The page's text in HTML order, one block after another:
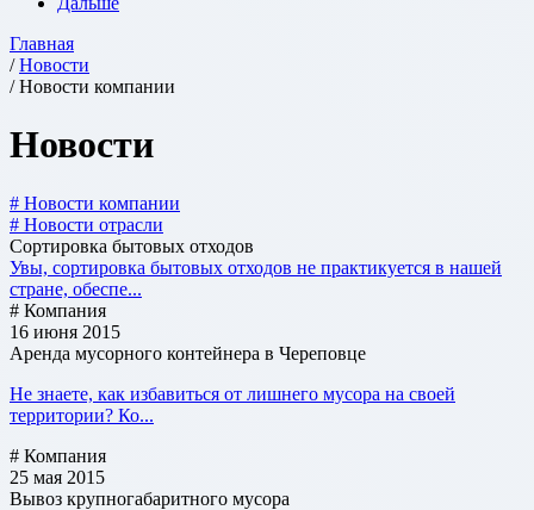
Главная
/Новости
/ Новости компании
Новости
# Новости компании
# Новости отрасли
Сортировка бытовых отходов
Увы, сортировка бытовых отходов не практикуется в нашей
стране, обеспе...
# Компания
16 июня 2015
Аренда мусорного контейнера в Череповце
Не знаете, как избавиться от лишнего мусора на своей
территории? Ко...
# Компания
25 мая 2015
Вывоз крупногабаритного мусора